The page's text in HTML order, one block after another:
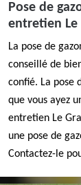
Pose de
entretien Le
La pose de
conseillé de
confié. La pose
que vous ayez
entretien Le
une pose de
Contactez-le